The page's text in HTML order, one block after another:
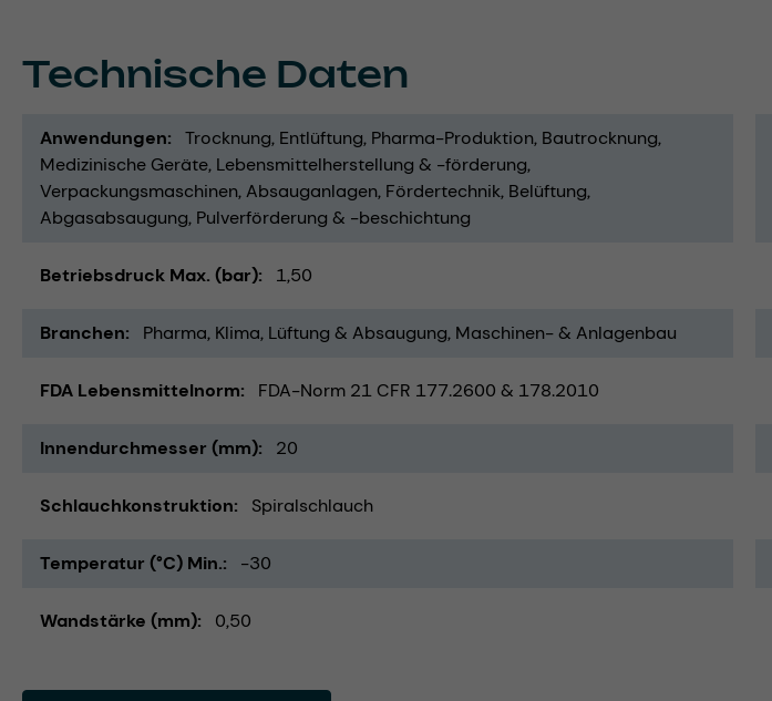
Technische Daten
Anwendungen Trocknung Entlüftung Pharma-Produktion Bautrocknung
Medizinische Geräte Lebensmittelherstellung & -förderung
Verpackungsmaschinen Absauganlagen Fördertechnik Belüftung
Abgasabsaugung Pulverförderung & -beschichtung
Betriebsdruck Max. (bar) 1,50
Branchen Pharma Klima, Lüftung & Absaugung Maschinen- & Anlagenbau
FDA Lebensmittelnorm FDA-Norm 21 CFR 177.2600 & 178.2010
Innendurchmesser (mm) 20
Schlauchkonstruktion Spiralschlauch
Temperatur (°C) Min. -30
Wandstärke (mm) 0,50